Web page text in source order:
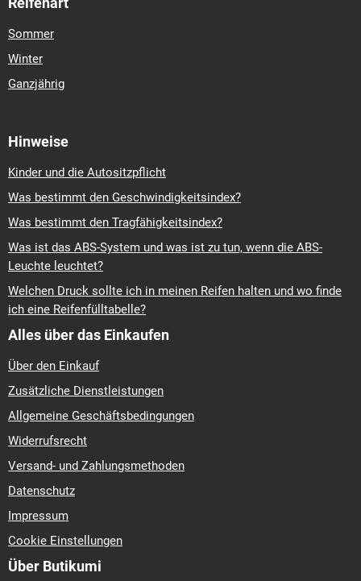
Sommer
Winter
Ganzjährig
Hinweise
Kinder und die Autositzpflicht
Was bestimmt den Geschwindigkeitsindex?
Was bestimmt den Tragfähigkeitsindex?
Was ist das ABS-System und was ist zu tun, wenn die ABS-
Leuchte leuchtet?
Welchen Druck sollte ich in meinen Reifen halten und wo finde
ich eine Reifenfülltabelle?
Alles über das Einkaufen
Über den Einkauf
Zusätzliche Dienstleistungen
Allgemeine Geschäftsbedingungen
Widerrufsrecht
Versand- und Zahlungsmethoden
Datenschutz
Impressum
Cookie Einstellungen
Über Butikumi